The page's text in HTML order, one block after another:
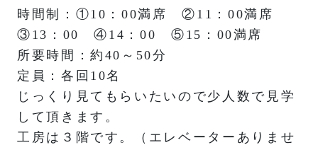
時間制：①10：00満席 ②11：00満席
③13：00 ④14：00 ⑤15：00満席
所要時間：約40～50分
定員：各回10名
じっくり見てもらいたいので少人数で見学
して頂きます。
工房は３階です。（エレベーターありませ